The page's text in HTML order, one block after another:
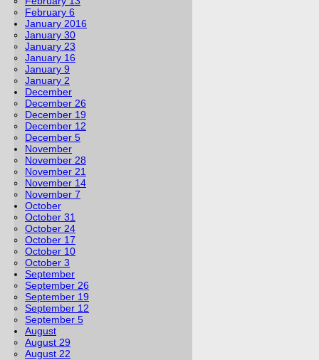
February 6
January 2016
January 30
January 23
January 16
January 9
January 2
December
December 26
December 19
December 12
December 5
November
November 28
November 21
November 14
November 7
October
October 31
October 24
October 17
October 10
October 3
September
September 26
September 19
September 12
September 5
August
August 29
August 22